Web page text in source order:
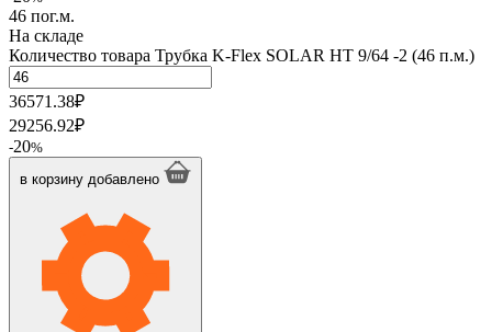
46 пог.м.
На складе
Количество товара Трубка K-Flex SOLAR HT 9/64 -2 (46 п.м.)
36571.38₽
29256.92₽
-20%
в корзину добавлено